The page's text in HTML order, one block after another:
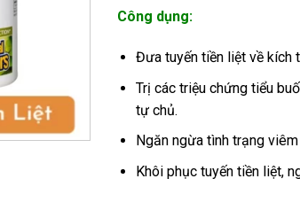
Công dụng:
Đưa tuyến tiền liệt về kích
Trị các triệu chứng tiểu
tự chủ.
Ngăn ngừa tình trạng
Khôi phục tuyến tiền liệt,